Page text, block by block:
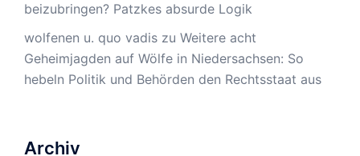
beizubringen? Patzkes absurde Logik
wolfenen u. quo vadis zu Weitere acht
Geheimjagden auf Wölfe in Niedersachsen: So
hebeln Politik und Behörden den Rechtsstaat aus
Archiv